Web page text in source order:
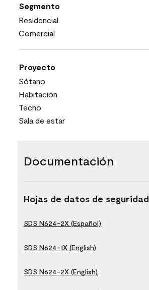
Segmento
Residencial
Comercial
Proyecto
Sótano
Habitación
Techo
Sala de estar
Documentación
Hojas de datos de seguridad
SDS N624-2X (Español)
SDS N624-1X (English)
SDS N624-2X (English)